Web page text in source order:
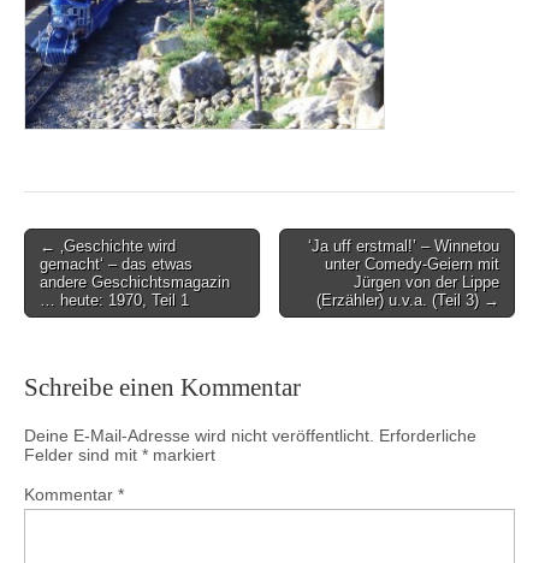
Post
navigation
← ‚Geschichte wird
gemacht‘ – das etwas
andere Geschichtsmagazin
… heute: 1970, Teil 1
‘Ja uff erstmal!’ – Winnetou
unter Comedy-Geiern mit
Jürgen von der Lippe
(Erzähler) u.v.a. (Teil 3) →
Schreibe einen Kommentar
Deine E-Mail-Adresse wird nicht veröffentlicht. Erforderliche
Felder sind mit * markiert
Kommentar *